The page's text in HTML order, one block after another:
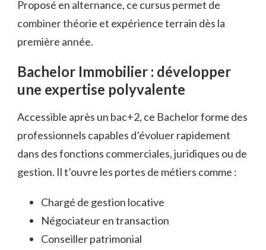
Proposé en alternance, ce cursus permet de
combiner théorie et expérience terrain dès la
première année.
Bachelor Immobilier : développer
une expertise polyvalente
Accessible après un bac+2, ce Bachelor forme des
professionnels capables d’évoluer rapidement
dans des fonctions commerciales, juridiques ou de
gestion. Il t’ouvre les portes de métiers comme :
Chargé de gestion locative
Négociateur en transaction
Conseiller patrimonial